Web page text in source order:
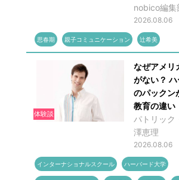
nobico編集
2026.08.06
思春期 親子コミュニケーション 辻希美
体験談
なぜアメリ
がない？
のパックン
教育の違い
パトリック
澤恵理
2026.08.06
インターナショナルスクール ハーバード大学